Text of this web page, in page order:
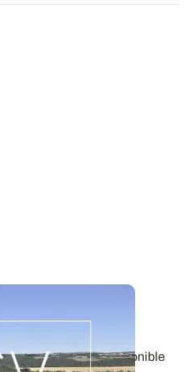
cultures n°21 est disponible